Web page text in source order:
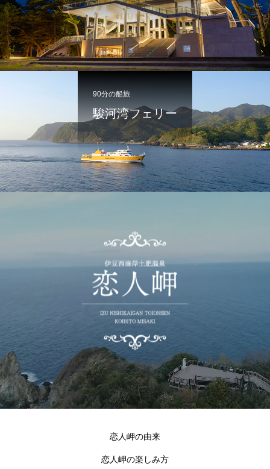
90分の船旅
駿河湾フェリー
恋人岬の由来
恋人岬の楽しみ方